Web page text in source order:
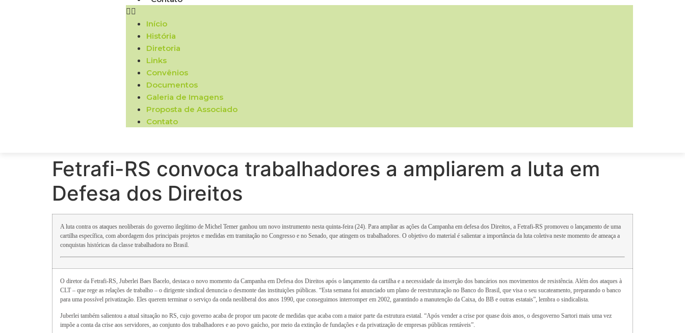
Início
História
Diretoria
Links
Convênios
Documentos
Galeria de Imagens
Proposta de Associado
Contato
Fetrafi-RS convoca trabalhadores a ampliarem a luta em
Defesa dos Direitos
A luta contra os ataques neoliberais do governo ilegítimo de Michel Temer ganhou um novo instrumento nesta quinta-feira (24). Para ampliar as ações da Campanha em defesa dos Direitos, a Fetrafi-RS promoveu o lançamento de uma
cartilha específica, com abordagem dos principais projetos e medidas em tramitação no Congresso e no Senado, que atingem os trabalhadores. O objetivo do material é salientar a importância da luta coletiva neste momento de ameaça a
conquistas históricas da classe trabalhadora no Brasil.
O diretor da Fetrafi-RS, Juberlei Baes Bacelo, destaca o novo momento da Campanha em Defesa dos Direitos após o lançamento da cartilha e a necessidade da inserção dos bancários nos movimentos de resistência. Além dos ataques à
CLT – que rege as relações de trabalho – o dirigente sindical denuncia o desmonte das instituições públicas. “Esta semana foi anunciado um plano de reestruturação no Banco do Brasil, que visa o seu sucateamento, preparando o banco
para uma possível privatização. Eles querem terminar o serviço da onda neoliberal dos anos 1990, que conseguimos interromper em 2002, garantindo a manutenção da Caixa, do BB e outras estatais”, lembra o sindicalista.
Juberlei também salientou a atual situação no RS, cujo governo acaba de propor um pacote de medidas que acaba com a maior parte da estrutura estatal. “Após vender a crise por quase dois anos, o desgoverno Sartori mais uma vez
impõe a conta da crise aos servidores, ao conjunto dos trabalhadores e ao povo gaúcho, por meio da extinção de fundações e da privatização de empresas públicas rentáveis”.